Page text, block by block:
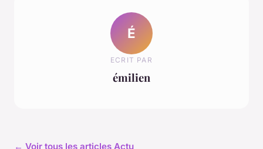
É
ECRIT PAR
émilien
← Voir tous les articles Actu